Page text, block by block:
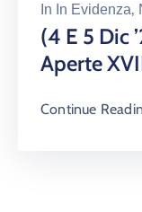
In In Evidenza‚
(4 E 5 Dic
Aperte
Continue